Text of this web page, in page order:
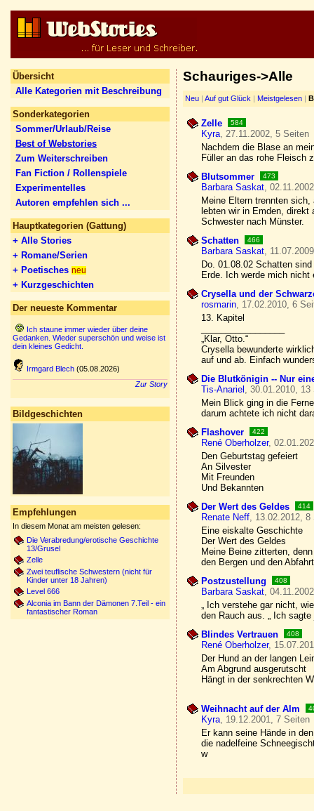
Übersicht
Alle Kategorien mit Beschreibung
Sonderkategorien
Sommer/Urlaub/Reise
Best of Webstories
Zum Weiterschreiben
Fan Fiction / Rollenspiele
Experimentelles
Autoren empfehlen sich ...
Hauptkategorien (Gattung)
+ Alle Stories
+ Romane/Serien
+ Poetisches neu
+ Kurzgeschichten
Der neueste Kommentar
Ich staune immer wieder über deine
Gedanken. Wieder superschön und weise ist
dein kleines Gedicht.
Irmgard Blech (05.08.2026)
Zur Story
Bildgeschichten
Empfehlungen
In diesem Monat am meisten gelesen:
Die Verabredung/erotische Geschichte
13/Grusel
Zelle
Zwei teuflische Schwestern (nicht für
Kinder unter 18 Jahren)
Level 666
Alconia im Bann der Dämonen 7.Teil - ein
fantastischer Roman
Schauriges->Alle
Neu | Auf gut Glück | Meistgelesen |
Zelle 584
Kyra, 27.11.2002, 5 Seiten
Nachdem die Blase an
Füller an das rohe Fleisch
Blutsommer
473
Barbara Saskat,
Meine Eltern trennten
lebten wir in Emden,
Schwester nach Münster.
Schatten
466
Barbara Saskat,
Do. 01.08.02 Schatten
Erde. Ich werde mich
Crysella und der
rosmarin, 17.02.2010, 6
13. Kapitel
„Klar, Otto.“
Crysella bewunderte
auf und ab. Einfach
Die Blutkönigin -- Nur
Tis-Anariel , 30.01.2010, 13
Mein Blick ging in die
darum achtete ich nicht
Flashover
422
René Oberholzer,
Den Geburtstag gefeiert
An Silvester
Mit Freunden
Und Bekannten
Der Wert des Geldes
414
Renate Neff, 13.02.2012, 8
Eine eiskalte Geschichte
Der Wert des Geldes
Meine Beine zitterten,
den Bergen und den
Postzustellung
408
Barbara Saskat,
„ Ich verstehe gar nicht,
den Rauch aus. „ Ich
Blindes Vertrauen
408
René Oberholzer,
Der Hund an der langen
Am Abgrund ausgerutscht
Hängt in der senkrechten
Weihnacht auf der Alm
Kyra, 19.12.2001, 7 Seiten
Er kann seine Hände in
die nadelfeine
w